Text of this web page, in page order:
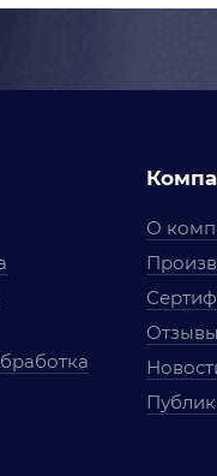
О
Отзывы